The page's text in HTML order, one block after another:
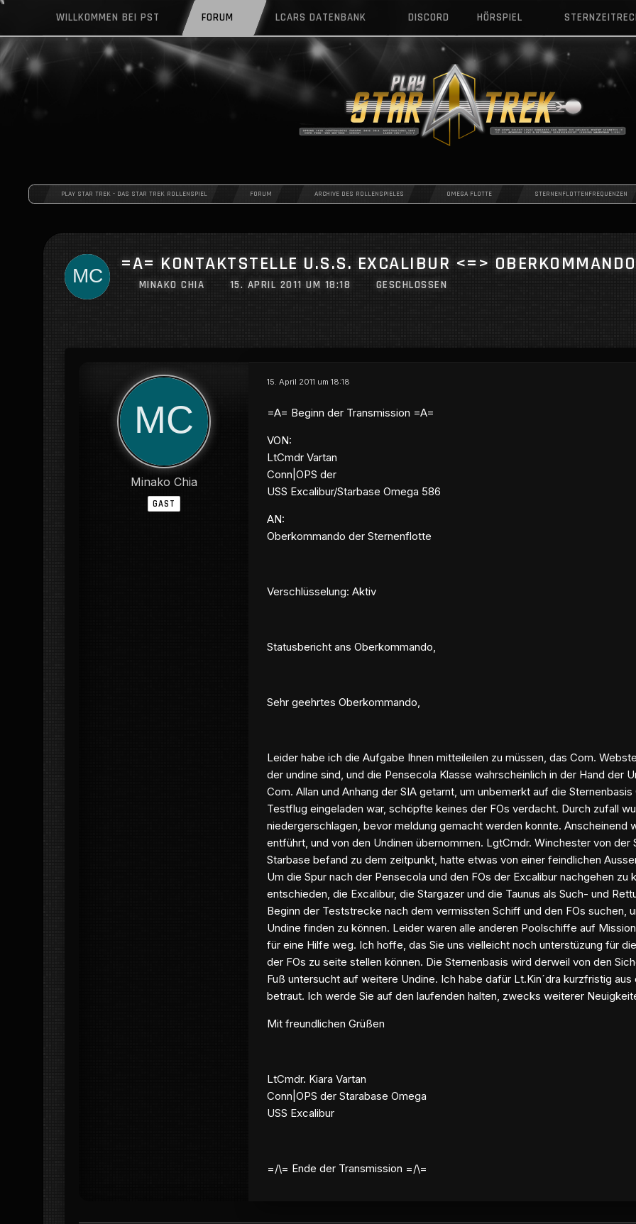
WILLKOMMEN BEI PST FORUM LCARS DATENBANK DISCORD HÖRSPIEL
PLAY STAR TREK - DAS STAR TREK ROLLENSPIEL FORUM ARCHIVE DES ROLLENSPIELES OMEGA FLOTTE STERNENFLOTTENFREQUENZEN
=A= KONTAKTSTELLE U.S.S. EXCALIBUR <=>
MINAKO CHIA 15. APRIL 2011 UM 18:18 GESCHLOSSEN
Minako Chia
GAST
15. April 2011 um 18:18
=A= Beginn der Transmission =A=
VON:
LtCmdr Vartan
Conn|OPS der
USS Excalibur/Starbase Omega 586
AN:
Oberkommando der Sternenflotte
Verschlüsselung: Aktiv
Statusbericht ans Oberkommando,
Sehr geehrtes Oberkommando,
Leider habe ich die Aufgabe Ihnen mitteileilen zu müssen, das Com.
der undine sind, und die Pensecola Klasse wahrscheinlich in der Hand der
Com. Allan und Anhang der SIA getarnt, um unbemerkt auf die
Testflug eingeladen war, schöpfte keines der FOs verdacht. Durch zufall
niedergerschlagen, bevor meldung gemacht werden konnte. Anscheinend
entführt, und von den Undinen übernommen. LgtCmdr. Winchester von
Starbase befand zu dem zeitpunkt, hatte etwas von einer feindlichen
Um die Spur nach der Pensecola und den FOs der Excalibur nachgehen
entschieden, die Excalibur, die Stargazer und die Taunus als Such- und
Beginn der Teststrecke nach dem vermissten Schiff und den FOs suchen,
Undine finden zu können. Leider waren alle anderen Poolschiffe auf
für eine Hilfe weg. Ich hoffe, das Sie uns vielleicht noch unterstüzung für
der FOs zu seite stellen können. Die Sternenbasis wird derweil von den
Fuß untersucht auf weitere Undine. Ich habe dafür Lt.Kin´dra kurzfristig
betraut. Ich werde Sie auf den laufenden halten, zwecks weiterer
Mit freundlichen Grüßen
LtCmdr. Kiara Vartan
Conn|OPS der Starabase Omega
USS Excalibur
=/\= Ende der Transmission =/\=